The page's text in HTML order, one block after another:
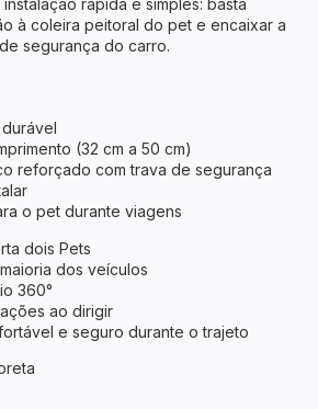
à coleira peitoral do pet e encaixar a
segurança do carro.
(32 cm a 50 cm)
reforçado com trava de segurança
o pet durante viagens
dois Pets
dos veículos
360°
ao dirigir
e seguro durante o trajeto